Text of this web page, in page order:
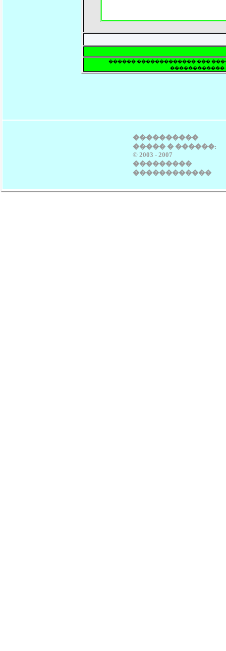
������ ������������� ���
������������
����������
����� � ������:
© 2003 - 2007
���������
������������